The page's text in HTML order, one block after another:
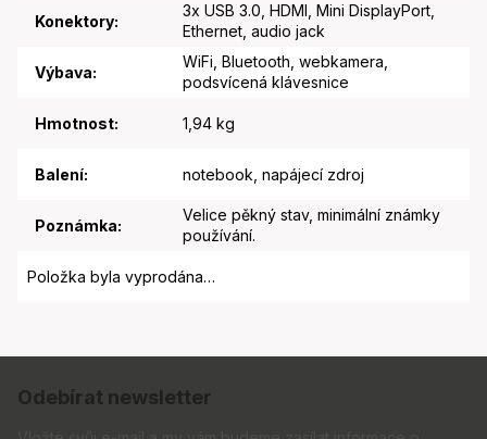
Konektory:
3x USB 3.0, HDMI, Mini DisplayPort,
Ethernet, audio jack
Výbava:
WiFi, Bluetooth, webkamera,
podsvícená klávesnice
Hmotnost: 1,94 kg
Balení: notebook, napájecí zdroj
Poznámka:
Velice pěkný stav, minimální známky
používání.
Položka byla vyprodána…
Odebírat newsletter